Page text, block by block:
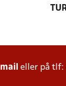
mail eller på tlf: